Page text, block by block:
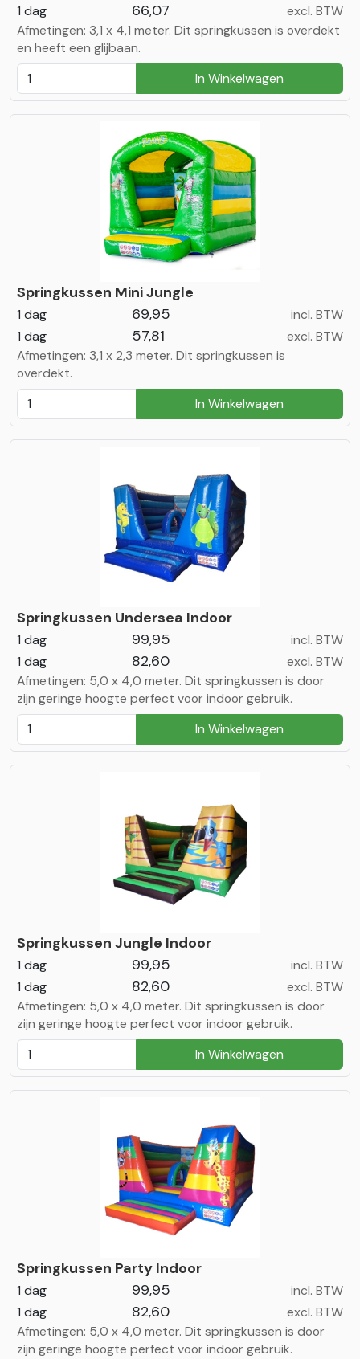
1 dag
66,07
excl. BTW
Afmetingen: 3,1 x 4,1 meter. Dit springkussen is overdekt
en heeft een glijbaan.
In Winkelwagen
Springkussen Mini Jungle
1 dag 69,95
incl. BTW
1 dag
57,81
excl. BTW
Afmetingen: 3,1 x 2,3 meter. Dit springkussen is
overdekt.
In Winkelwagen
Springkussen Undersea Indoor
1 dag 99,95
incl. BTW
1 dag
82,60
excl. BTW
Afmetingen: 5,0 x 4,0 meter. Dit springkussen is door
zijn geringe hoogte perfect voor indoor gebruik.
In Winkelwagen
Springkussen Jungle Indoor
1 dag 99,95
incl. BTW
1 dag
82,60
excl. BTW
Afmetingen: 5,0 x 4,0 meter. Dit springkussen is door
zijn geringe hoogte perfect voor indoor gebruik.
In Winkelwagen
Springkussen Party Indoor
1 dag 99,95
incl. BTW
1 dag
82,60
excl. BTW
Afmetingen: 5,0 x 4,0 meter. Dit springkussen is door
zijn geringe hoogte perfect voor indoor gebruik.